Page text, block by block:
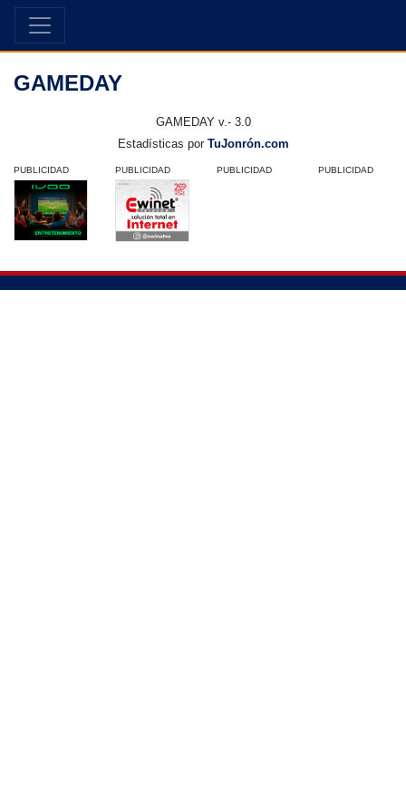
GAMEDAY
GAMEDAY v.- 3.0
Estadísticas por TuJonrón.com
PUBLICIDAD PUBLICIDAD PUBLICIDAD PUBLICIDAD